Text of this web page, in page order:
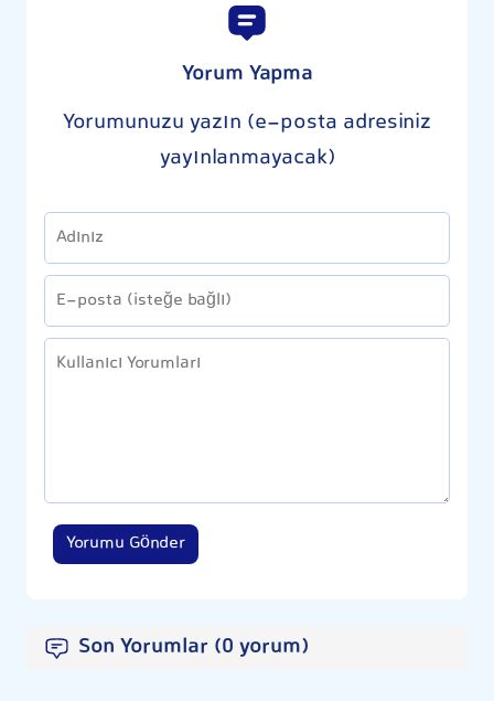
Yorum Yapma
Yorumunuzu yazın (e-posta adresiniz
yayınlanmayacak)
Yorumu Gönder
Son Yorumlar (0 yorum)